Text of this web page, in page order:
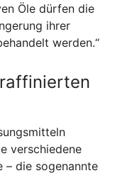
Öle dürfen die
ihrer
werden.“
verschiedene
– die sogenannte